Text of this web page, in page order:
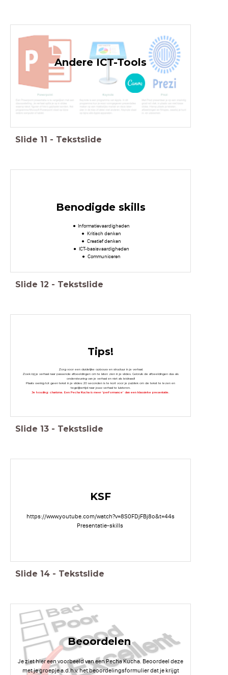
Andere ICT-Tools
Slide 11 - Tekstslide
Benodigde skills
Informatievaardigheden
Kritisch denken
Creatief denken
ICT-basisvaardigheden
Communiceren
Slide 12 - Tekstslide
Tips!
Zorg voor een duidelijke opbouw en structuur in je verhaal.
Zoek bij je verhaal naar passende afbeeldingen om te laten zien in je slides. Gebruik de afbeeldingen dus als
ondersteuning van je verhaal en niet als leidraad!
Plaats weinig tot geen tekst in je slides: 20 seconden is te kort voor je publiek om de tekst te lezen en
tegelijkertijd naar jouw verhaal te luisteren.
Je houding: charisma. Een Pecha Kucha is meer ‘performance’ dan een klassieke presentatie.
Slide 13 - Tekstslide
KSF
https://www.youtube.com/watch?v=8S0FDjFBj8o&t=44s
Presentatie-skills
Slide 14 - Tekstslide
Beoordelen
Je ziet hier een voorbeeld van een Pecha Kucha. Beoordeel deze
met je groepje a.d.h.v. het beoordelingsformulier dat je krijgt